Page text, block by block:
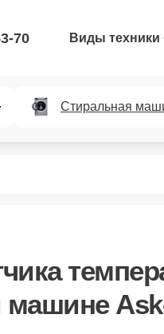
70 Виды техники
Стиральная
машине